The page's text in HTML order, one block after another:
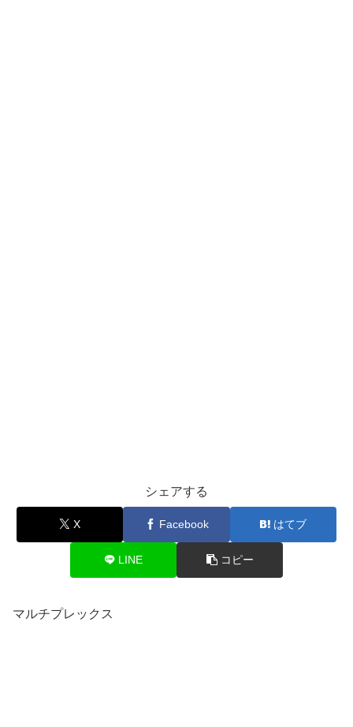
シェアする
X Facebook はてブ
LINE コピー
マルチプレックス